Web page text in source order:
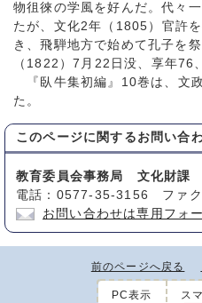
物徂徠の学風を好んだ。代々
たが、文化2年（1805）官許
き、飛騨地方で始めて孔子を
（1822）7月22日没、享年76
『臥牛集初編』10巻は、文
た。
このページに関する お問い合
教育委員会事務局 文化財課
電話：0577-35-3156 ファ
お問い合わせは専用フォ
前のページへ戻る
PC表示 ス